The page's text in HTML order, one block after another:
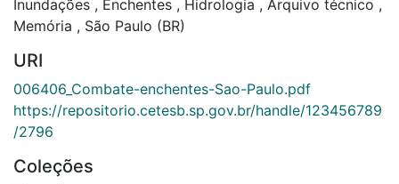
Inundações , Enchentes , Hidrologia , Arquivo técnico ,
Memória , São Paulo (BR)
URI
006406_Combate-enchentes-Sao-Paulo.pdf
https://repositorio.cetesb.sp.gov.br/handle/123456789
/2796
Coleções